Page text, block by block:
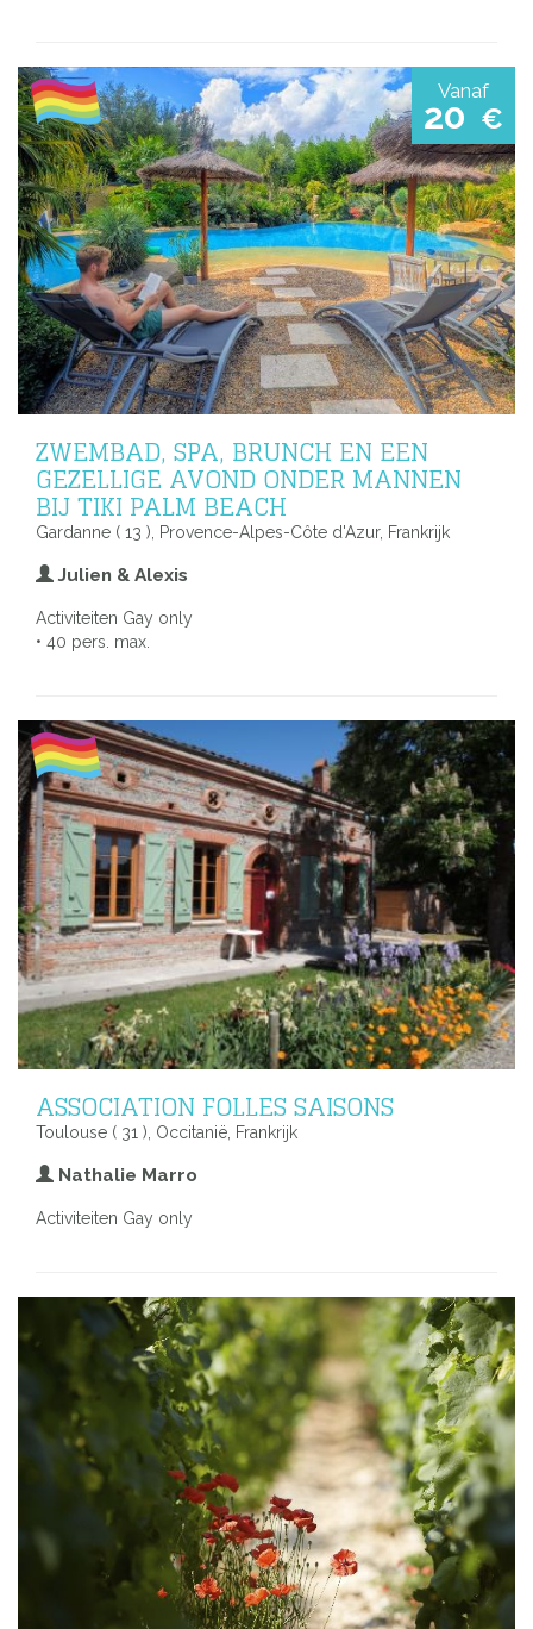
Vanaf
20 €
ZWEMBAD, SPA, BRUNCH EN EEN
GEZELLIGE AVOND ONDER MANNEN
BIJ TIKI PALM BEACH
Gardanne ( 13 ), Provence-Alpes-Côte d'Azur, Frankrijk
Julien & Alexis
Activiteiten Gay only
• 40 pers. max.
ASSOCIATION FOLLES SAISONS
Toulouse ( 31 ), Occitanië, Frankrijk
Nathalie Marro
Activiteiten Gay only